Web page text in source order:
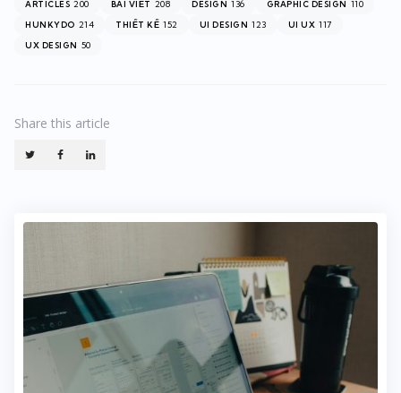
ARTICLES 200 BÀI VIẾT 208 DESIGN 136 GRAPHIC DESIGN 110
HUNKYDO 214 THIẾT KẾ 152 UI DESIGN 123 UI UX 117
UX DESIGN 50
Share this article